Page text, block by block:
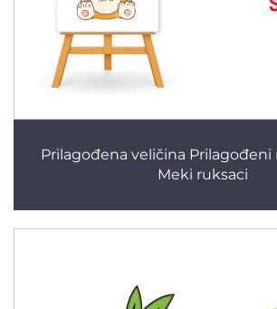
Prilagođena veličina
Meki ruksaci